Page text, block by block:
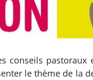
conseils
le thème de la